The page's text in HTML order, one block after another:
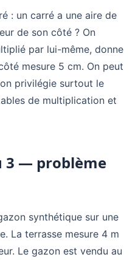
: un carré a une aire de
de son côté ? On
par lui-même, donne
mesure 5 cm. On peut
privilégie surtout le
de multiplication et
3 — problème
synthétique sur une
La terrasse mesure 4 m
Le gazon est vendu au